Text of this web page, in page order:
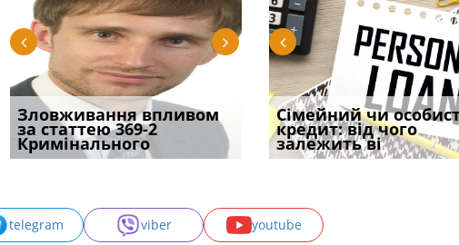
Якщо суд встановив для
відшкодування шкоди
наявніс
Документи, на яких не
проставляється
апостиль: пер
Зловживання впливом
за статтею 369-2
Кримінального
Переоформлення
відстрочки за іншою
підставою: нов
Чи потрібна ФОП
печатка у 2026 році:
правила засто
Сімейний чи
кредит: від чого
залежить ві
Восьмий ААС
підтвердив, що
може скас
telegram viber youtube